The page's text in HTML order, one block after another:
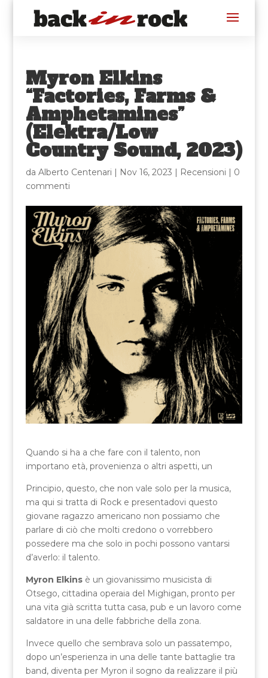
Myron Elkins
“Factories, Farms &
Amphetamines”
(Elektra/Low
Country Sound, 2023)
da Alberto Centenari | Nov 16, 2023 | Recensioni | 0
commenti
Quando si ha a che fare con il talento, non
importano età, provenienza o altri aspetti, un
Principio, questo, che non vale solo per la musica,
ma qui si tratta di Rock e presentadovi questo
giovane ragazzo americano non possiamo che
parlare di ciò che molti credono o vorrebbero
possedere ma che solo in pochi possono vantarsi
d’averlo: il talento.
Myron Elkinsè un giovanissimo musicista di
Otsego, cittadina operaia del Mighigan, pronto per
una vita già scritta tutta casa, pub e un lavoro come
saldatore in una delle fabbriche della zona.
Invece quello che sembrava solo un passatempo,
dopo un’esperienza in una delle tante battaglie tra
band, diventa per Myron il sogno da realizzare il più